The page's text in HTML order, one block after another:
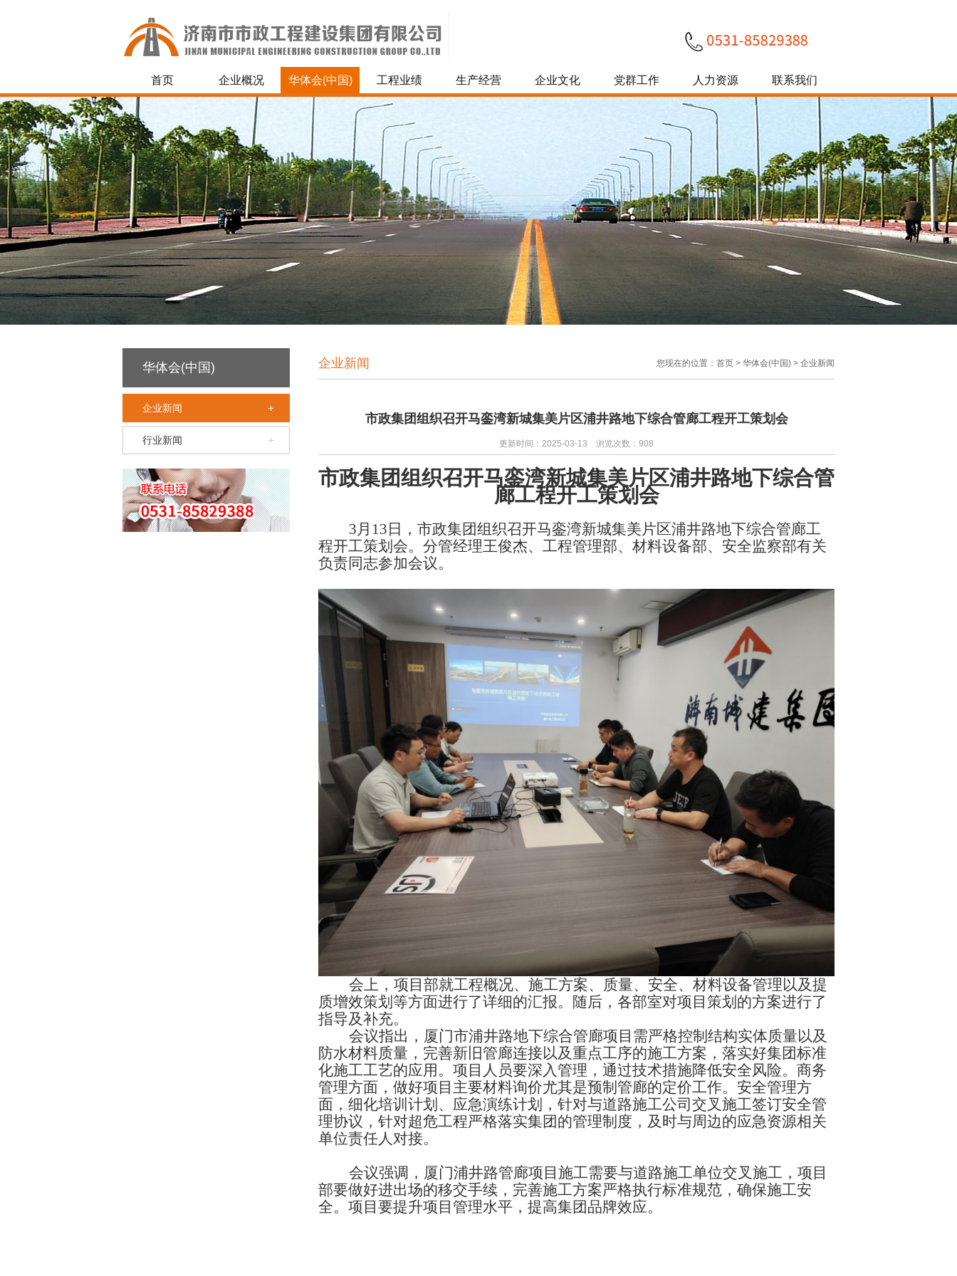
首页 企业概况 华体会(中国) 工程业绩 生产经营 企业文化 党群工作 人力资源 联系我们
华体会(中国)
企业新闻
行业新闻
企业新闻 您现在的位置： 首页 > 华体会(中国) > 企业新闻
市政集团组织召开马銮湾新城集美片区浦井路地下综合管廊工程开工策划会
更新时间：2025-03-13 浏览次数： 908
市政集团组织召开马銮湾新城集美片区浦井路地下综合管
廊工程开工策划会
3月 13 日， 市政集团组织召开马銮湾新城集美片区浦井路地下综合管廊工
程开工策划 会。 分管经理王俊杰、工程管理部、材料设备部、安全监察部有关
负责同志参加会议。
会上，项目部就工程概况、施工方案、质量、安全、材料设备管理以及提
质增效策划等方面进行了详细的汇报。随后，各部室对项目策划的方案进行了
指导及补充。
会议指出 ， 厦门市浦井路地下综合管廊项目 需严格控制 结构实体质量以及
防水材料质量，完善新旧管廊连接以及重点工序的施工方案，落实好集团标准
化施工工艺的应用。 项目人员要深入管理，通过技术措施降低安全风险。商务
管理方面，做好项目主要材料询价尤其是预制管廊的定价工作。安全管理方
面， 细化培训计划、应急演练计划，针对与道路施工公司交叉施工签订安全管
理协议，针对超危工程严格落实集团的管理制度，及时与周边的应急资源相关
单位责任人对接。
会议强调， 厦门浦井路管廊项目施工需要与道路施工单位交叉施工，项目
部要做好进出场的移交手续，完善施工方案严格执行标准规范，确保施工安
全。项目要提升项目管理水平 ， 提高集团品牌效应。